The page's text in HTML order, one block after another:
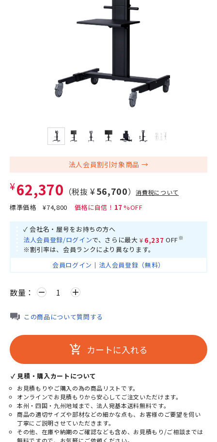
法人会員割引対象商品
¥62,370 （税抜 ¥56,700）消費税について
標準価格¥74,800 17
✓ 会社名・屋号をお持ちの方へ
法人会員登録/ログインで、さらに最大 ¥6,237 OFF※
※割引率は、会員ランクにより異なります。
会員ログイン ｜ 法人会員登録（無料）
数量： remove add
この商品について質問する
add_shopping_cart カートに入れる
✓ 見積・購入カートについて
お見積もりやご購入の為の商品リストです。
オンラインでお見積もりから安心してご注文いただけます。
本州・四国・九州地域まで、法人宛基本送料無料です。
商品の適切サイズや部材などの細かな点も、お客様のご要望を伺い
丁寧にご説明させていただきます。
その他、在庫や納期のご確認なども含め、お見積もり/ご相談までは
無料ですので、お気軽にご依頼ください。